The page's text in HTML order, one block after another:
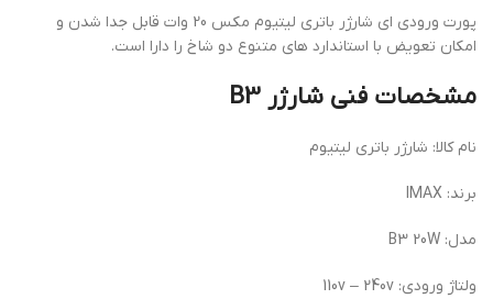
پورت ورودی ای شارژر باتری لیتیوم مکس 20 وات قابل جدا شدن و
امکان تعویض با استاندارد های متنوع دو شاخ را دارا است.
مشخصات فنی شارژر B3
نام کالا: شارژر باتری لیتیوم
برند: IMAX
مدل: B3 20W
ولتاژ ورودی: 110v – 240v